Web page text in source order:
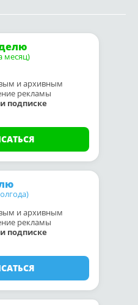
месяц)
и архивным
рекламы
подписке
и архивным
рекламы
подписке